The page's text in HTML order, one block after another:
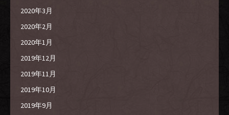
2020年3月
2020年2月
2020年1月
2019年12月
2019年11月
2019年10月
2019年9月